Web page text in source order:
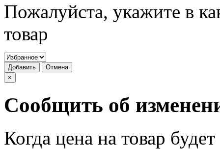
Пожалуйста, укажите в
товар
Добавить
Отмена
×
Сообщить об
Когда цена на товар